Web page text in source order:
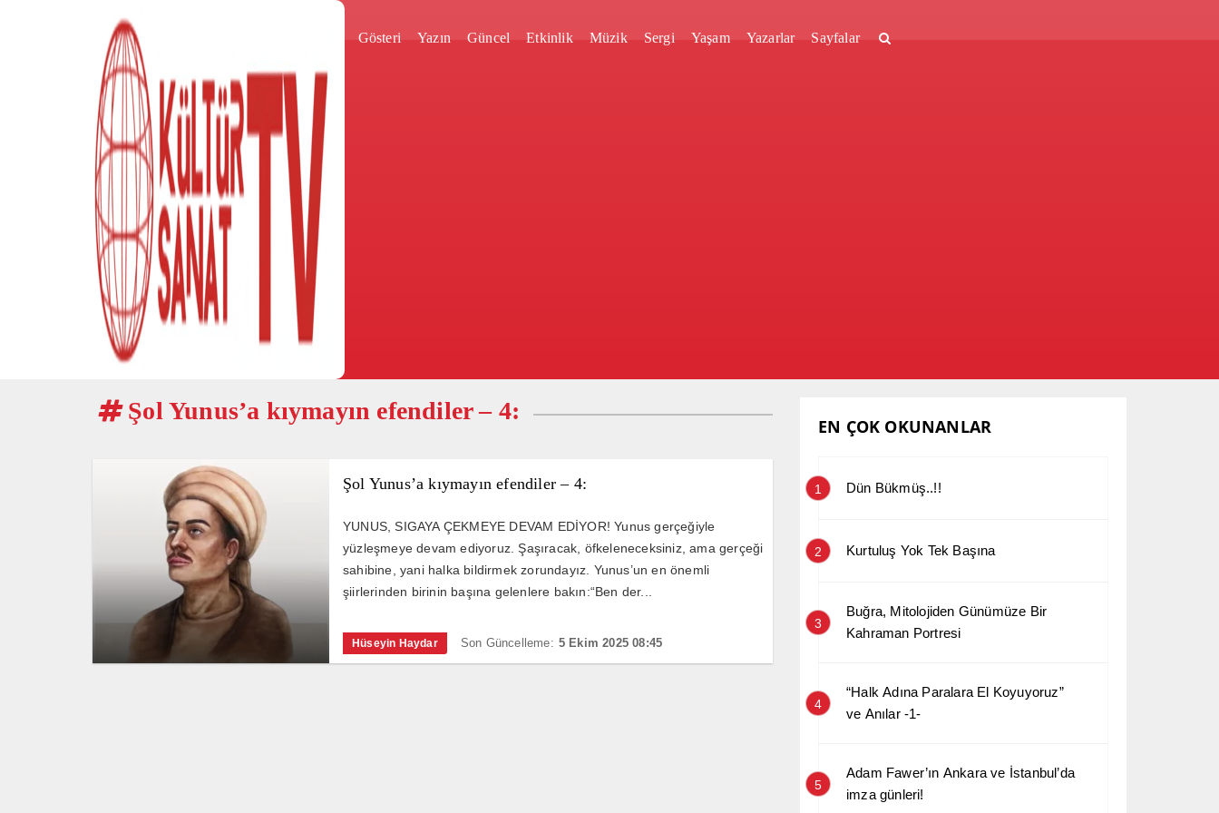
Gösteri Yazın Güncel Etkinlik Müzik Sergi Yaşam Yazarlar Sayfalar
Şol Yunus’a kıymayın efendiler – 4:
Şol Yunus’a kıymayın efendiler – 4:
YUNUS, SIGAYA ÇEKMEYE DEVAM EDİYOR! Yunus gerçeğiyle
yüzleşmeye devam ediyoruz. Şaşıracak, öfkeleneceksiniz, ama gerçeği
sahibine, yani halka bildirmek zorundayız. Yunus’un en önemli
şiirlerinden birinin başına gelenlere bakın:“Ben der...
Hüseyin Haydar Son Güncelleme: 5 Ekim 2025 08:45
EN ÇOK OKUNANLAR
1 Dün Bükmüş..!!
2 Kurtuluş Yok Tek Başına
3
Buğra, Mitolojiden Günümüze Bir
Kahraman Portresi
4
“Halk Adına Paralara El Koyuyoruz”
ve Anılar -1-
5
Adam Fawer’ın Ankara ve İstanbul’da
imza günleri!